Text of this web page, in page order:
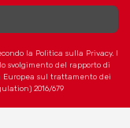
la Politica sulla Privacy. I
svolgimento del rapporto di
sul trattamento dei
2016/679